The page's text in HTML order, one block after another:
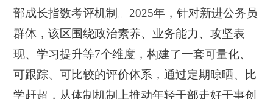
部成长指数考评机制。2025年，针对新进公务员
群体，该区围绕政治素养、业务能力、攻坚表
现、学习提升等7个维度，构建了一套可量化、
可跟踪、可比较的评价体系，通过定期晾晒、比
学赶超，从体制机制上推动年轻干部走好干事创